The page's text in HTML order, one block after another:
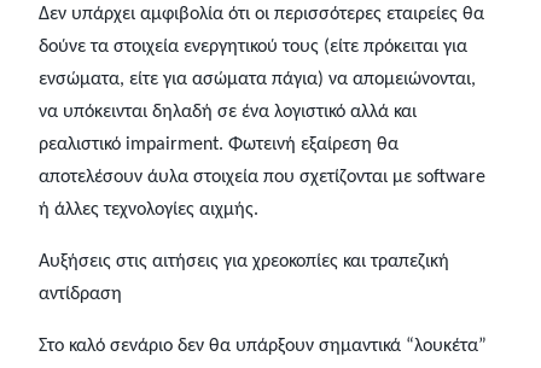
Δεν υπάρχει αμφιβολία ότι οι περισσότερες εταιρείες θα
δούνε τα στοιχεία ενεργητικού τους (είτε πρόκειται για
ενσώματα, είτε για ασώματα πάγια) να απoμειώνονται,
να υπόκεινται δηλαδή σε ένα λογιστικό αλλά και
ρεαλιστικό impairment. Φωτεινή εξαίρεση θα
αποτελέσουν άυλα στοιχεία που σχετίζονται με software
ή άλλες τεχνολογίες αιχμής.
Αυξήσεις στις αιτήσεις για χρεοκοπίες και τραπεζική
αντίδραση
Στο καλό σενάριο δεν θα υπάρξουν σημαντικά “λουκέτα”